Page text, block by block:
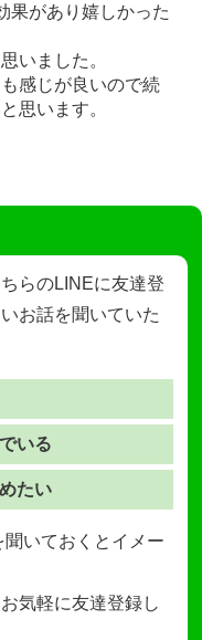
果があり嬉しかった
いました。
感じが良いので続
思います。
らのLINEに友達登
お話を聞いていた
いる
たい
いておくとイメー
気軽に友達登録し